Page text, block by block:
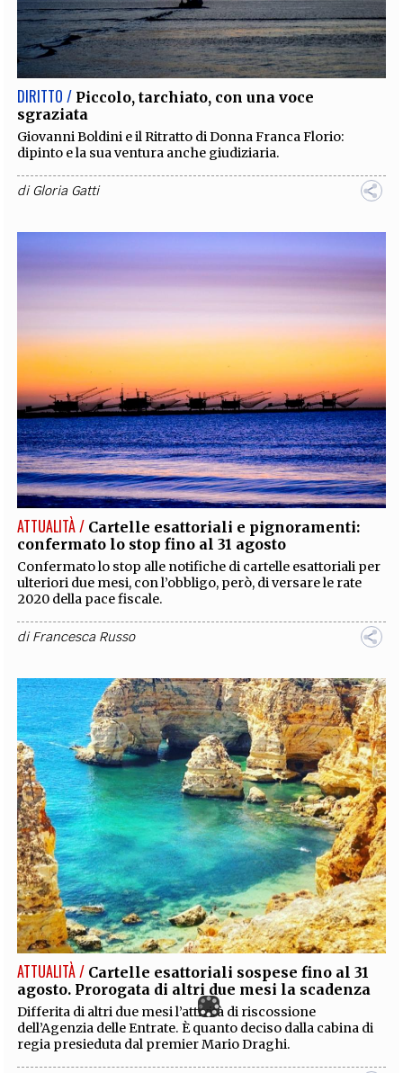
DIRITTO / Piccolo, tarchiato, con una voce
sgraziata
Giovanni Boldini e il Ritratto di Donna Franca Florio:
dipinto e la sua ventura anche giudiziaria.
diGloria Gatti
ATTUALITÀ / Cartelle esattoriali e pignoramenti:
confermato lo stop fino al 31 agosto
Confermato lo stop alle notifiche di cartelle esattoriali per
ulteriori due mesi, con l’obbligo, però, di versare le rate
2020 della pace fiscale.
diFrancesca Russo
ATTUALITÀ / Cartelle esattoriali sospese fino al 31
agosto. Prorogata di altri due mesi la scadenza
Differita di altri due mesi l’attività di riscossione
dell’Agenzia delle Entrate. È quanto deciso dalla cabina di
regia presieduta dal premier Mario Draghi.